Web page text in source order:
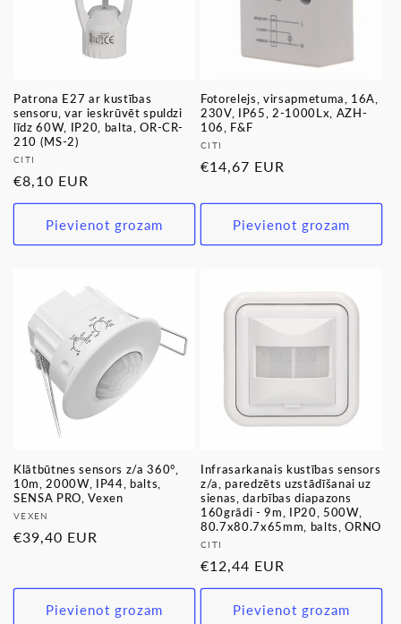
Patrona E27 ar kustības
sensoru, var ieskrūvēt spuldzi
līdz 60W, IP20, balta, OR-CR-
210 (MS-2)
Pārdevējs:
CITI
Parastā
cena
€8,10 EUR
Pievienot grozam
Fotorelejs, virsapmetuma, 16A,
230V, IP65, 2-1000Lx, AZH-
106, F&F
Pārdevējs:
CITI
Parastā
€14,67 EUR
Pievienot grozam
Klātbūtnes sensors z/a 360°,
10m, 2000W, IP44, balts,
SENSA PRO, Vexen
Pārdevējs:
VEXEN
Parastā
€39,40 EUR
Pievienot grozam
Infrasarkanais kustības sensors
z/a, paredzēts uzstādīšanai uz
sienas, darbības diapazons
160grādi - 9m, IP20, 500W,
80.7x80.7x65mm, balts, ORNO
Pārdevējs:
CITI
Parastā
cena
€12,44 EUR
Pievienot grozam